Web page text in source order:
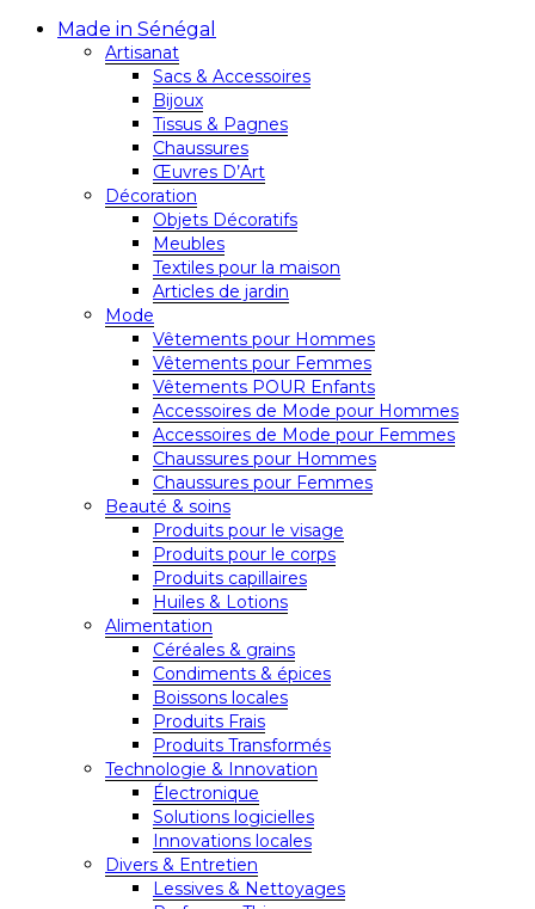
Made in Sénégal
Artisanat
Sacs & Accessoires
Bijoux
Tissus & Pagnes
Chaussures
Œuvres D’Art
Décoration
Objets Décoratifs
Meubles
Textiles pour la maison
Articles de jardin
Mode
Vêtements pour Hommes
Vêtements pour Femmes
Vêtements POUR Enfants
Accessoires de Mode pour Hommes
Accessoires de Mode pour Femmes
Chaussures pour Hommes
Chaussures pour Femmes
Beauté & soins
Produits pour le visage
Produits pour le corps
Produits capillaires
Huiles & Lotions
Alimentation
Céréales & grains
Condiments & épices
Boissons locales
Produits Frais
Produits Transformés
Technologie & Innovation
Électronique
Solutions logicielles
Innovations locales
Divers & Entretien
Lessives & Nettoyages